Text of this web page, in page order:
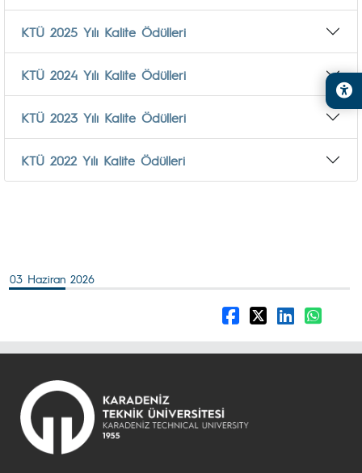
KTÜ 2025 Yılı Kalite Ödülleri
KTÜ 2024 Yılı Kalite Ödülleri
KTÜ 2023 Yılı Kalite Ödülleri
KTÜ 2022 Yılı Kalite Ödülleri
03 Haziran 2026